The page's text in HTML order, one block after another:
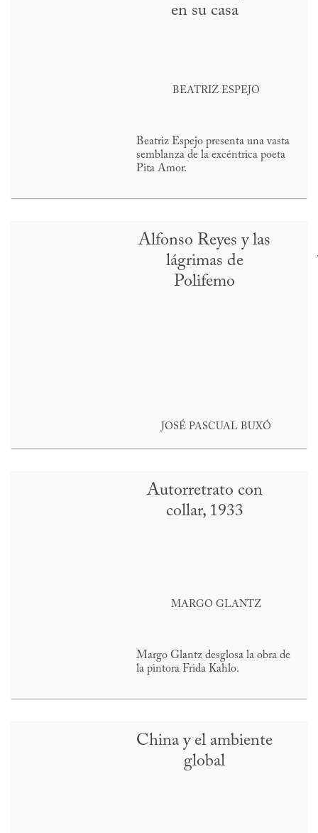
en su casa
BEATRIZ ESPEJO
Beatriz Espejo presenta una vasta
semblanza de la excéntrica poeta
Pita Amor.
Alfonso Reyes y las
lágrimas de
Polifemo
JOSÉ PASCUAL BUXÓ
Autorretrato con
collar, 1933
MARGO GLANTZ
Margo Glantz desglosa la obra de
la pintora Frida Kahlo.
China y el ambiente
global